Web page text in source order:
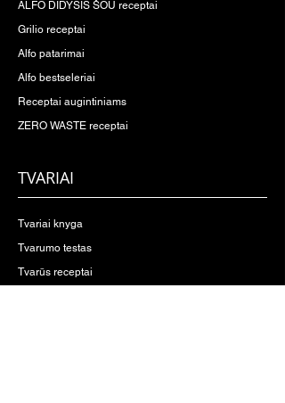
ALFO DIDYSIS ŠOU receptai
Grilio receptai
Alfo patarimai
Alfo bestseleriai
Receptai augintiniams
ZERO WASTE receptai
TVARIAI
Tvariai knyga
Tvarumo testas
Tvarūs receptai